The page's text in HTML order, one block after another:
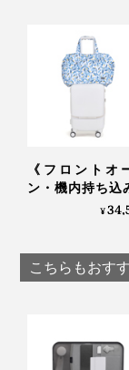
ニットを傷め
す。
編み立ては、
ト」。すべて
《フロントオ
ン・機内持ち込
応／39L》立て
リークがつくる
と共生地のボス
¥
こちらもおす